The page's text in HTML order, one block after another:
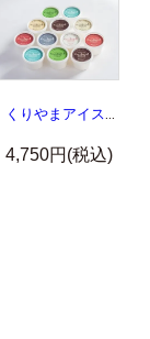
4,750円(税込)